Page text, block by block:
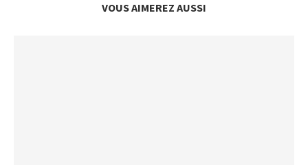
VOUS AIMEREZ AUSSI